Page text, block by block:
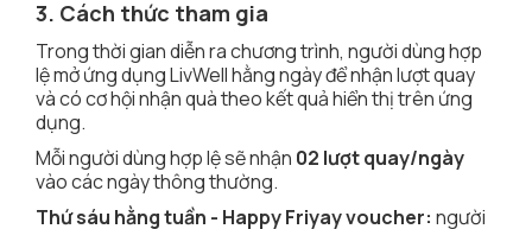
3. Cách thức tham gia
Trong thời gian diễn ra chương trình, người dùng hợp
lệ mở ứng dụng LivWell hằng ngày để nhận lượt quay
và có cơ hội nhận quà theo kết quả hiển thị trên ứng
dụng.
Mỗi người dùng hợp lệ sẽ nhận 02 lượt quay/ngày
vào các ngày thông thường.
Thứ sáu hằng tuần - Happy Friyay voucher: người